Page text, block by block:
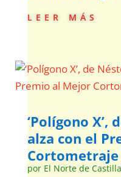
leer más
‘Polígono X’,
alza con el
Cortometraje
por El Norte de Castilla